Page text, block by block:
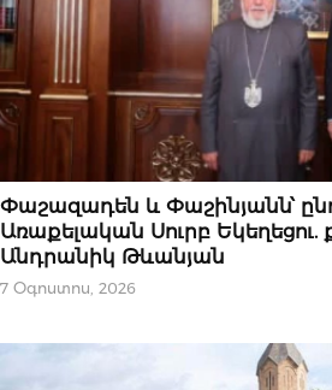
ԿԱՐԵՎՈՐԸ
Փաշազադեն և Փաշինյանն՝
Առաքելական Սուրբ
Անդրանիկ Թևանյան
7 Օգոստոս, 2026